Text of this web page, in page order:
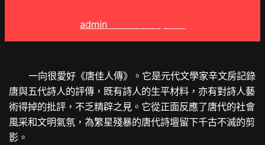
admin
一向很愛好《唐佳人傳》。它是元代文學家辛文房記錄
唐與五代詩人的評傳，既有詩人的生平材料，亦有對詩人藝
術得掉的批評，不乏精辟之見。它從正面反應了唐代的社會
風采和文明氣氛，為繁星殘暴的唐代詩壇留下千古不滅的剪
影。